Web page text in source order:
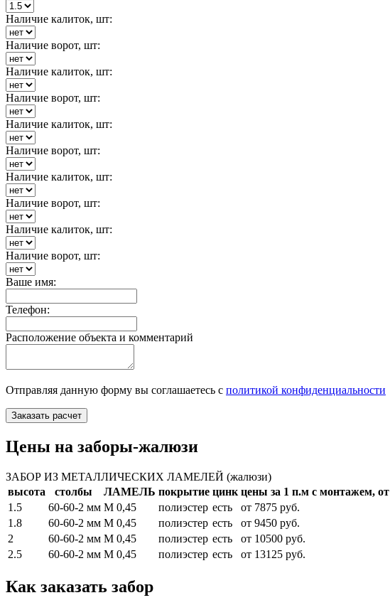
Наличие калиток, шт:
Наличие ворот, шт:
Наличие калиток, шт:
Наличие ворот, шт:
Наличие калиток, шт:
Наличие ворот, шт:
Наличие калиток, шт:
Наличие ворот, шт:
Наличие калиток, шт:
Наличие ворот, шт:
Ваше имя:
Телефон:
Расположение объекта и комментарий
Отправляя данную форму вы соглашаетесь с политикой конфиденциальности
Заказать расчет
Цены на заборы-жалюзи
ЗАБОР ИЗ МЕТАЛЛИЧЕСКИХ ЛАМЕЛЕЙ (жалюзи)
высота
столбы ЛАМЕЛЬ покрытие цинк цены за 1 п.м с монтажем, от
1.5
60-60-2 мм М 0,45 полиэстер есть
от 7875 руб.
1.8
60-60-2 мм М 0,45 полиэстер есть
от 9450 руб.
2
60-60-2 мм М 0,45 полиэстер есть
от 10500 руб.
2.5
60-60-2 мм М 0,45 полиэстер есть от 13125 руб.
Как заказать забор